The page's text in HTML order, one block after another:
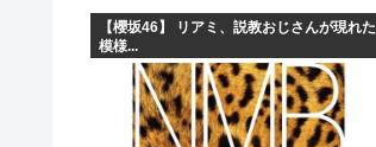
【櫻坂46】 リアミ、説教おじさんが現れた
模様...